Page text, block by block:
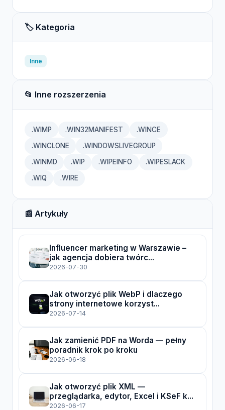
🏷️ Kategoria
Inne
📂 Inne rozszerzenia
.WIMP .WIN32MANIFEST .WINCE
.WINCLONE .WINDOWSLIVEGROUP
.WINMD .WIP .WIPEINFO .WIPESLACK
.WIQ .WIRE
📰 Artykuły
Influencer marketing w Warszawie –
jak agencja dobiera twórc...
2026-07-30
Jak otworzyć plik WebP i dlaczego
strony internetowe korzyst...
2026-07-14
Jak zamienić PDF na Worda — pełny
poradnik krok po kroku
2026-06-18
Jak otworzyć plik XML —
przeglądarka, edytor, Excel i KSeF k...
2026-06-17